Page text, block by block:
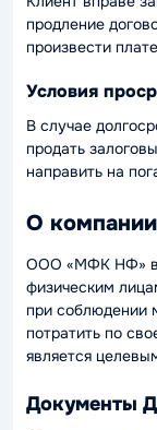
продление
произвести
Условия
В случае
продать
направить на
О
ООО «МФК НФ»
физическим
при соблюдении
потратить по
является
Документы